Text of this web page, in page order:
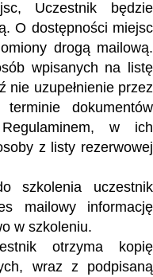
Uczestnik będzie
O dostępności miejsc
drogą mailową.
wpisanych na listę
nie uzupełnienie przez
dokumentów
w ich
z listy rezerwowej
szkolenia uczestnik
mailowy informację
w szkoleniu.
otrzyma kopię
wraz z podpisaną